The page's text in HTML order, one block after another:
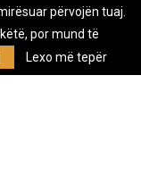
Kontakt
e themeluar në vitin
përvojën tuaj.
por mund të
Lexo më tepër